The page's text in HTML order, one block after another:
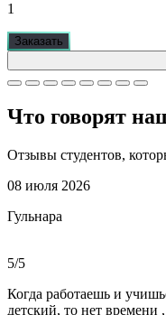
1
Заказать
Что говорят
Отзывы студентов,
08 июля 2026
Гульнара
5/5
Когда работаешь и
детский, то нет времени , а порой и